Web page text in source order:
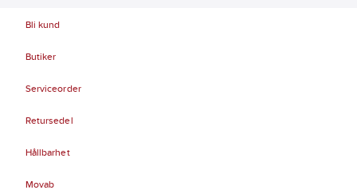
Bli kund
Butiker
Serviceorder
Retursedel
Hållbarhet
Movab